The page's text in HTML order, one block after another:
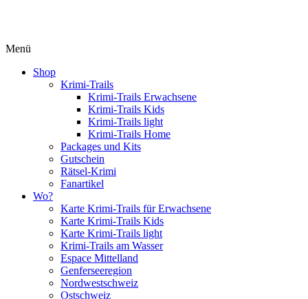
Menü
Shop
Krimi-Trails
Krimi-Trails Erwachsene
Krimi-Trails Kids
Krimi-Trails light
Krimi-Trails Home
Packages und Kits
Gutschein
Rätsel-Krimi
Fanartikel
Wo?
Karte Krimi-Trails für Erwachsene
Karte Krimi-Trails Kids
Karte Krimi-Trails light
Krimi-Trails am Wasser
Espace Mittelland
Genferseeregion
Nordwestschweiz
Ostschweiz